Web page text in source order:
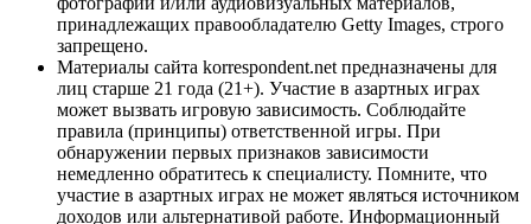
принадлежащих правообладателю Getty Images, строго
запрещено.
Материалы сайта korrespondent.net предназначены для
лиц старше 21 года (21+). Участие в азартных играх
может вызвать игровую зависимость. Соблюдайте
правила (принципы) ответственной игры. При
обнаружении первых признаков зависимости
немедленно обратитесь к специалисту. Помните, что
участие в азартных играх не может являться источником
доходов или альтернативой работе. Информационный